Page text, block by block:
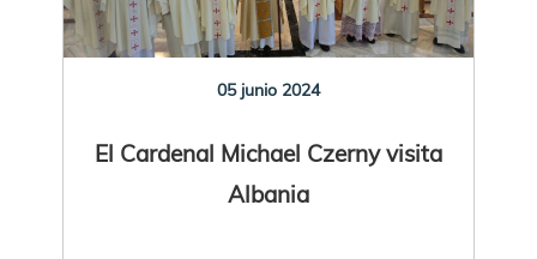
05 junio 2024
El Cardenal Michael Czerny visita
Albania